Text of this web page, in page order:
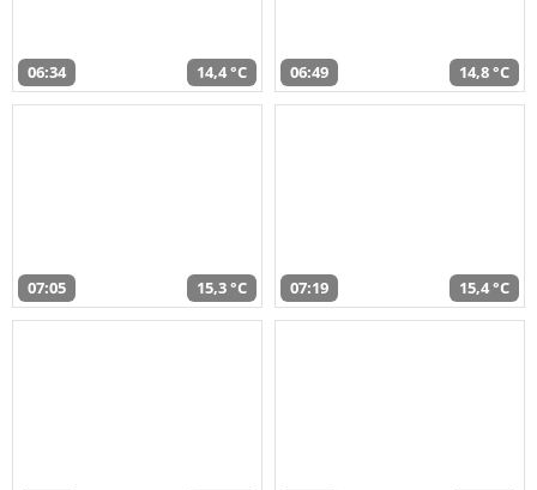
06:34 14,4 °C 06:49 14,8 °C
07:05 15,3 °C 07:19 15,4 °C